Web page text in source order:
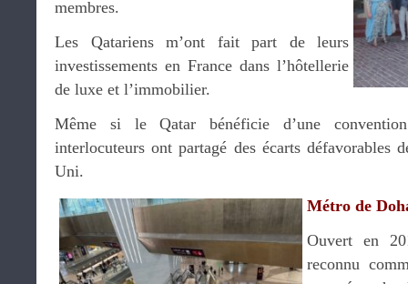
membres.
Les Qatariens m’ont fait part de leurs
investissements en France dans l’hôtellerie
de luxe et l’immobilier.
Même si le Qatar bénéficie d’une
interlocuteurs ont partagé des écarts défavorables
Uni.
Métro de
Ouvert en
reconnu